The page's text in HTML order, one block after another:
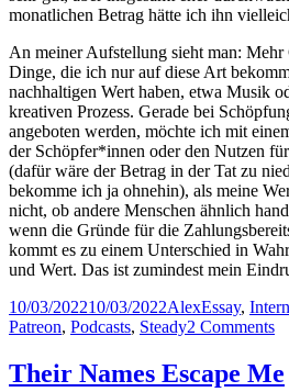
monatlichen Betrag hätte ich ihn
An meiner Aufstellung sieht man:
Dinge, die ich nur auf diese Art
nachhaltigen Wert haben, etwa Musik
kreativen Prozess. Gerade bei
angeboten werden, möchte ich mit
der Schöpfer*innen oder den Nutzen
(dafür wäre der Betrag in der Tat zu
bekomme ich ja ohnehin), als meine
nicht, ob andere Menschen ähnlich
wenn die Gründe für die
kommt es zu einem Unterschied in
und Wert. Das ist zumindest mein
Posted
on
10/03/202210/03/2022Author
AlexCategories
Essay,
Patreon, Podcasts, Steady2 Commentson
Their Names Escape Me